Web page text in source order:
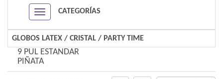
Navigation ein-/ausblenden
CATEGORÍAS
GLOBOS LATEX /CRISTAL / PARTY TIME
9 PUL ESTANDAR
PIÑATA